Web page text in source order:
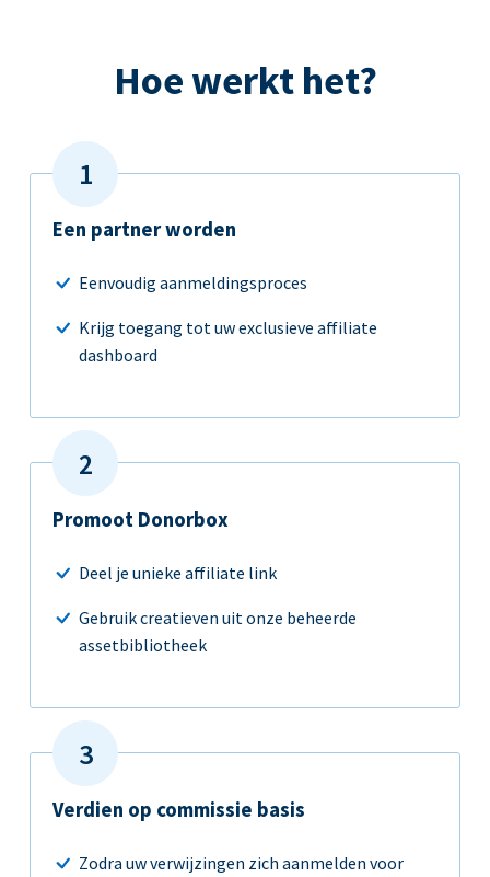
Hoe werkt het?
Een partner worden
Eenvoudig aanmeldingsproces
Krijg toegang tot uw exclusieve affiliate
dashboard
Promoot Donorbox
Deel je unieke affiliate link
Gebruik creatieven uit onze beheerde
assetbibliotheek
Verdien op commissie basis
Zodra uw verwijzingen zich aanmelden voor